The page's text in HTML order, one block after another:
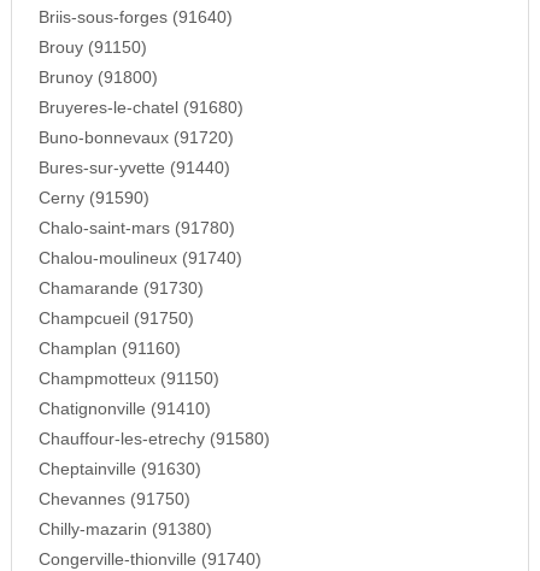
Briis-sous-forges (91640)
Brouy (91150)
Brunoy (91800)
Bruyeres-le-chatel (91680)
Buno-bonnevaux (91720)
Bures-sur-yvette (91440)
Cerny (91590)
Chalo-saint-mars (91780)
Chalou-moulineux (91740)
Chamarande (91730)
Champcueil (91750)
Champlan (91160)
Champmotteux (91150)
Chatignonville (91410)
Chauffour-les-etrechy (91580)
Cheptainville (91630)
Chevannes (91750)
Chilly-mazarin (91380)
Congerville-thionville (91740)